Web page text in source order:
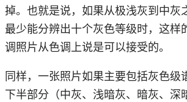
掉。也就是说，如果从极浅灰到中灰
最少能分辨出十个灰色等级时，这样
调照片从色调上说是可以接受的。
同样，一张照片如果主要包括灰色级
下半部分（中灰、浅暗灰、暗灰、深